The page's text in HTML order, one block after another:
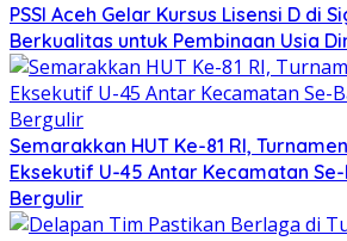
PSSI Aceh Gelar Kursus Lisensi D di
Berkualitas untuk Pembinaan Usia
Semarakkan HUT Ke-81 RI,
Eksekutif U-45 Antar Kecamatan
Bergulir